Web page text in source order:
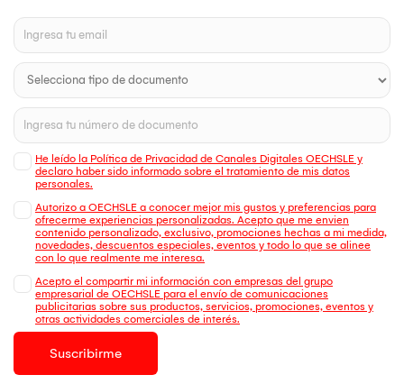
He leído la Política de Privacidad de Canales Digitales OECHSLE y
declaro haber sido informado sobre el tratamiento de mis datos
personales.
Autorizo a OECHSLE a conocer mejor mis gustos y preferencias para
ofrecerme experiencias personalizadas. Acepto que me envien
contenido personalizado, exclusivo, promociones hechas a mi medida,
novedades, descuentos especiales, eventos y todo lo que se alinee
con lo que realmente me interesa.
Acepto el compartir mi información con empresas del grupo
empresarial de OECHSLE para el envío de comunicaciones
publicitarias sobre sus productos, servicios, promociones, eventos y
otras actividades comerciales de interés.
Suscribirme